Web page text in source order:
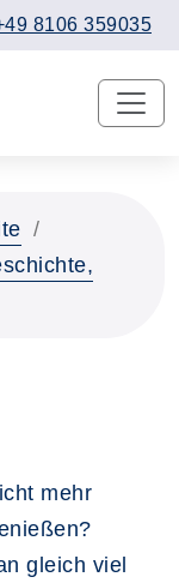
8106 359035
mehr
gleich viel